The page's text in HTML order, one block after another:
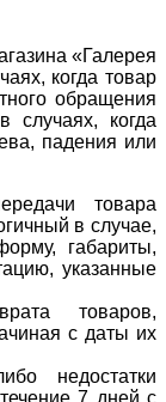
«Галерея
когда товар
обращения
случаях, когда
падения или
товара
в случае,
габариты,
указанные
товаров,
с даты их
недостатки
7 дней с